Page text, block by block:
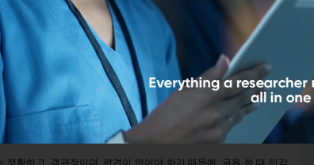
저널투고체크리스트,논문투고체크리스트
택
덧글남기기
정확하고, 객관적이며, 편견이 없어야 하기 때문에, 글을 쓸 때 민감